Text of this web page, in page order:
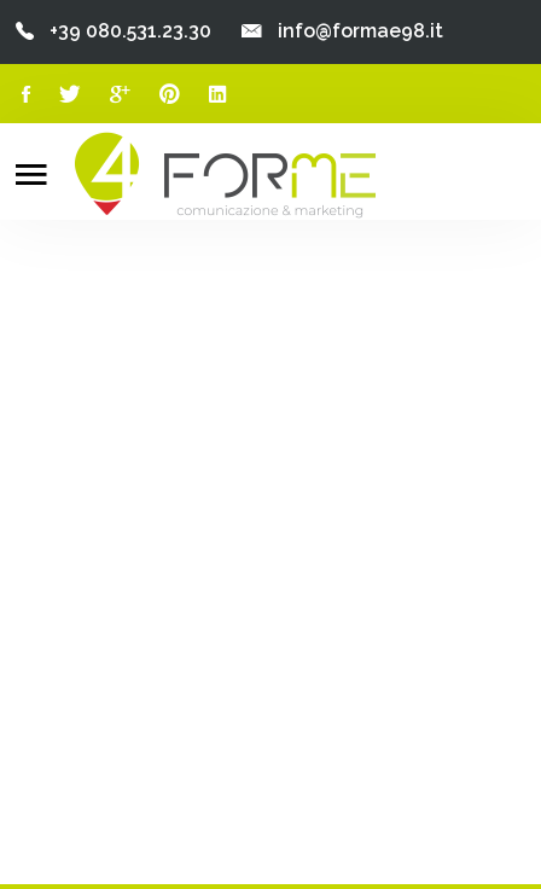
Chi Siamo
+39 080.531.23.30 info@formae98.it
Search